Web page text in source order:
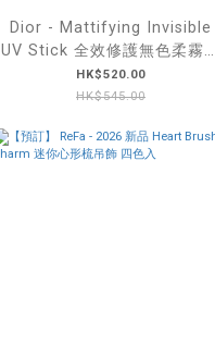
Dior - Mattifying Invisible
UV Stick 全效修護無色柔霧防
曬棒 10g
HK$520.00
HK$545.00